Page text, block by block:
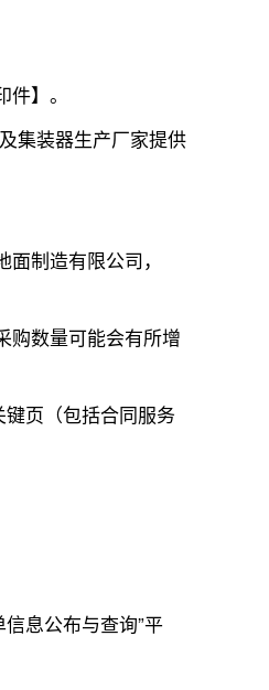
】。
集装器生产厂家提供
制造有限公司，
购数量可能会有所增
页（包括合同服务
息公布与查询”平